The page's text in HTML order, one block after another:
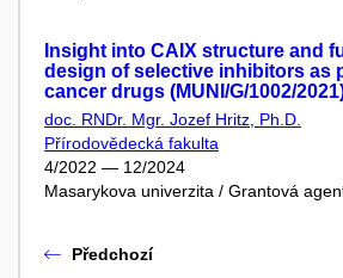
Insight into CAIX structure and
design of selective inhibitors as
cancer drugs (MUNI/G/1002/
doc. RNDr. Mgr. Jozef Hritz, Ph.D.
Přírodovědecká fakulta
4/2022 — 12/2024
Masarykova univerzita / Grantová
Předchozí